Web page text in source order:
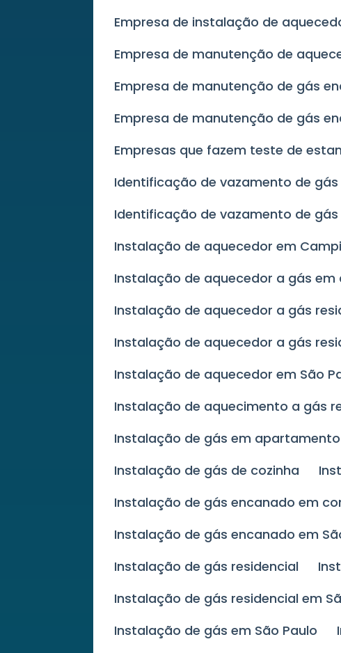
Empresa de instalação de
Empresa de manutenção de
Empresa de manutenção de gás
Empresa de manutenção de gás
Empresas que fazem teste de
Identificação de vazamento de gás
Identificação de vazamento de gás
Instalação de aquecedor em
Instalação de aquecedor a gás
Instalação de aquecedor a gás
Instalação de aquecedor a gás
Instalação de aquecedor em São
Instalação de aquecimento a gás
Instalação de gás em apartamento
Instalação de gás de cozinha
Instalação de gás encanado em
Instalação de gás encanado em
Instalação de gás residencial
Instalação de gás residencial em
Instalação de gás em São Paulo